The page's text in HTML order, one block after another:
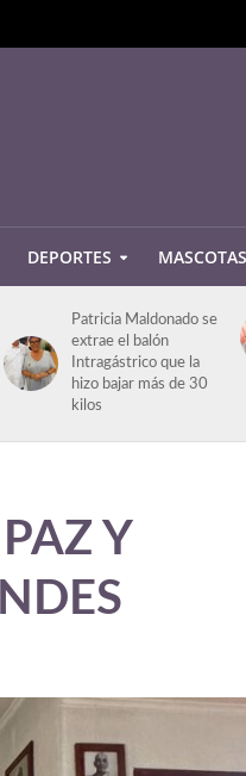
DEPORTES MASCOTAS
Patricia Maldonado se
extrae el balón
Intragástrico que la
hizo bajar más de 30
kilos
Y